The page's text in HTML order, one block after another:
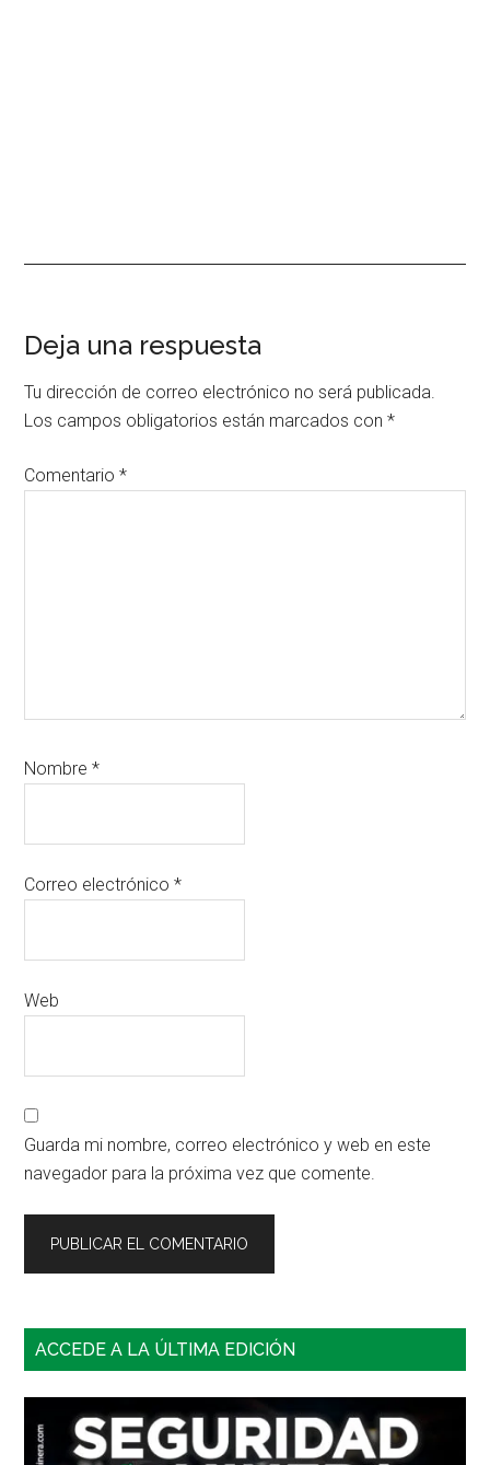
Interacciones
con
los
lectores
Deja una respuesta
Tu dirección de correo electrónico no será publicada.
Los campos obligatorios están marcados con*
Comentario*
Nombre*
Correo electrónico*
Web
Guarda mi nombre, correo electrónico y web en este
navegador para la próxima vez que comente.
Barra
principal
ACCEDE A LA ÚLTIMA EDICIÓN